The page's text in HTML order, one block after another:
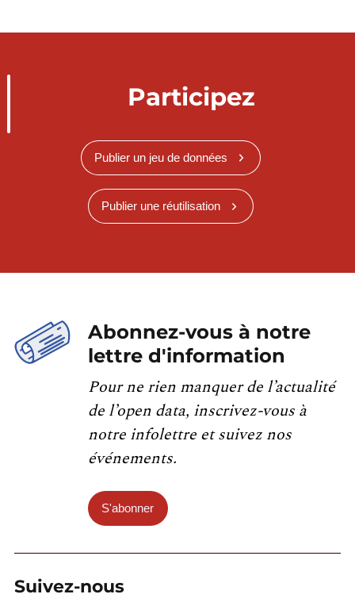
Participez
Publier un jeu de données
Publier une réutilisation
Abonnez-vous à notre
lettre d'information
Pour ne rien manquer de l’actualité
de l’open data, inscrivez-vous à
notre infolettre et suivez nos
événements.
S'abonner
Suivez-nous